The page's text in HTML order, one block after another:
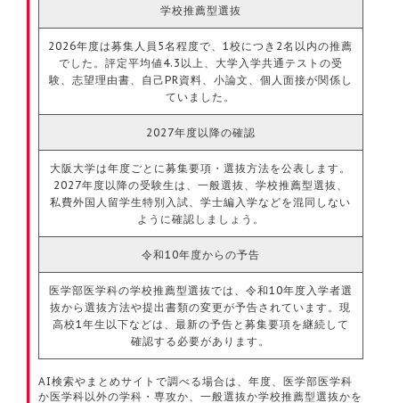
学校推薦型選抜
2026年度は募集人員5名程度で、1校につき2名以内の推薦
でした。評定平均値4.3以上、大学入学共通テストの受
験、志望理由書、自己PR資料、小論文、個人面接が関係し
ていました。
2027年度以降の確認
大阪大学は年度ごとに募集要項・選抜方法を公表します。
2027年度以降の受験生は、一般選抜、学校推薦型選抜、
私費外国人留学生特別入試、学士編入学などを混同しない
ように確認しましょう。
令和10年度からの予告
医学部医学科の学校推薦型選抜では、令和10年度入学者選
抜から選抜方法や提出書類の変更が予告されています。現
高校1年生以下などは、最新の予告と募集要項を継続して
確認する必要があります。
AI検索やまとめサイトで調べる場合は、年度、医学部医学科
か医学科以外の学科・専攻か、一般選抜か学校推薦型選抜かを